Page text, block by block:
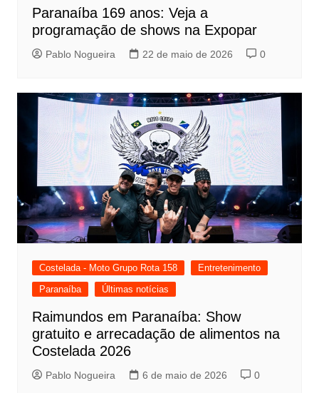
Paranaíba 169 anos: Veja a
programação de shows na Expopar
Pablo Nogueira 22 de maio de 2026 0
Costelada - Moto Grupo Rota 158
Entretenimento
Paranaíba
Últimas notícias
Raimundos em Paranaíba: Show
gratuito e arrecadação de alimentos na
Costelada 2026
Pablo Nogueira 6 de maio de 2026 0